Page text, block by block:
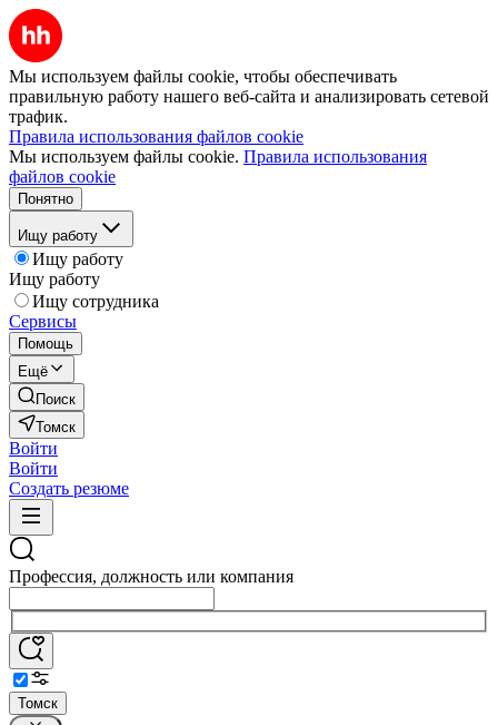
Мы используем файлы cookie, чтобы обеспечивать
правильную работу нашего веб-сайта и анализировать сетевой
трафик.
Правила использования файлов cookie
Мы используем файлы cookie. Правила использования
файлов cookie
Понятно
Ищу работу
Ищу работу
Ищу работу
Ищу сотрудника
Сервисы
Помощь
Ещё
Поиск
Томск
Войти
Войти
Создать резюме
Профессия, должность или компания
Томск